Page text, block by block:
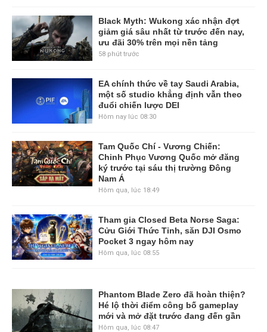
Black Myth: Wukong xác nhận đợt
giảm giá sâu nhất từ trước đến nay,
ưu đãi 30% trên mọi nền tảng
58 phút trước
EA chính thức về tay Saudi Arabia,
một số studio khẳng định vẫn theo
đuổi chiến lược DEI
Hôm nay lúc 08:30
Tam Quốc Chí - Vương Chiến:
Chinh Phục Vương Quốc mở đăng
ký trước tại sáu thị trường Đông
Nam Á
Hôm qua, lúc 18:49
Tham gia Closed Beta Norse Saga:
Cửu Giới Thức Tỉnh, săn DJI Osmo
Pocket 3 ngay hôm nay
Hôm qua, lúc 08:55
Phantom Blade Zero đã hoàn thiện?
Hé lộ thời điểm công bố gameplay
mới và mở đặt trước đang đến gần
Hôm qua, lúc 08:47